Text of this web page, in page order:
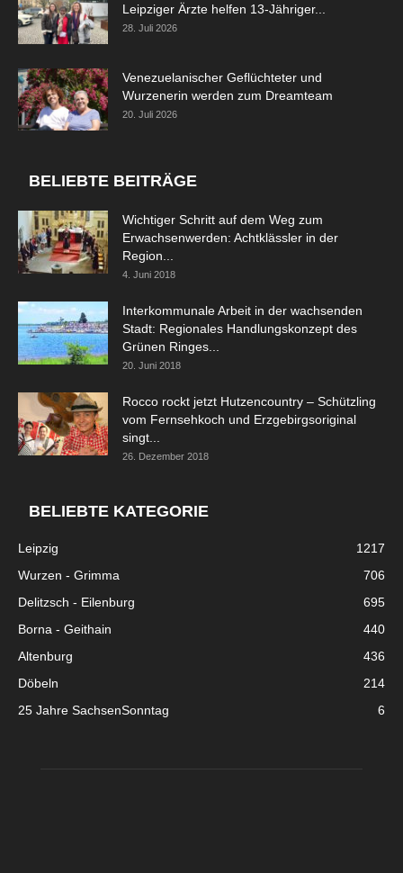
Leipziger Ärzte helfen 13-Jähriger...
28. Juli 2026
Venezuelanischer Geflüchteter und
Wurzenerin werden zum Dreamteam
20. Juli 2026
BELIEBTE BEITRÄGE
Wichtiger Schritt auf dem Weg zum
Erwachsenwerden: Achtklässler in der
Region...
4. Juni 2018
Interkommunale Arbeit in der wachsenden
Stadt: Regionales Handlungskonzept des
Grünen Ringes...
20. Juni 2018
Rocco rockt jetzt Hutzencountry – Schützling
vom Fernsehkoch und Erzgebirgsoriginal
singt...
26. Dezember 2018
BELIEBTE KATEGORIE
Leipzig
1217
Wurzen - Grimma
706
Delitzsch - Eilenburg
695
Borna - Geithain
440
Altenburg
436
Döbeln
214
25 Jahre SachsenSonntag
6